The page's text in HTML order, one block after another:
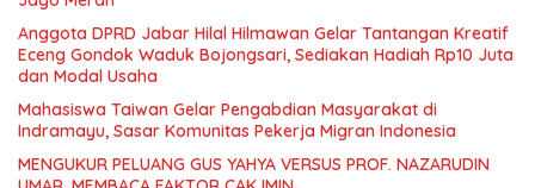
Anggota DPRD Jabar Hilal Hilmawan Gelar Tantangan Kreatif
Eceng Gondok Waduk Bojongsari, Sediakan Hadiah Rp10 Juta
dan Modal Usaha
Mahasiswa Taiwan Gelar Pengabdian Masyarakat di
Indramayu, Sasar Komunitas Pekerja Migran Indonesia
MENGUKUR PELUANG GUS YAHYA VERSUS PROF. NAZARUDIN